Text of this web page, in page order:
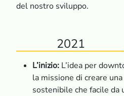
del nostro sviluppo.
2021
L’inizio: L’idea per
la missione di creare
sostenibile che facile da